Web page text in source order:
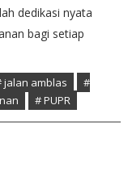
dedikasi nyata
bagi setiap
jalan amblas
#
# PUPR